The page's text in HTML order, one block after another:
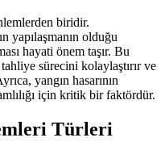
biridir.
yapılaşmanın olduğu
hayati önem taşır. Bu
sürecini kolaylaştırır ve
yangın hasarının
için kritik bir faktördür.
Türleri